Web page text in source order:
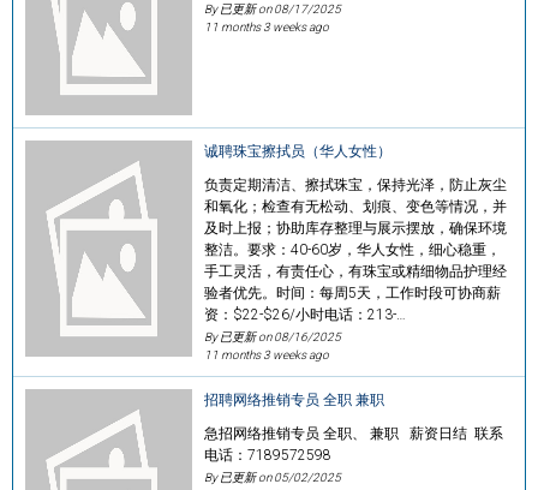
By 已更新 on08/17/2025
11 months 3 weeks ago
诚聘珠宝擦拭员（华人女性）
负责定期清洁、擦拭珠宝，保持光泽，防止灰尘
和氧化；检查有无松动、划痕、变色等情况，并
及时上报；协助库存整理与展示摆放，确保环境
整洁。要求：40-60岁，华人女性，细心稳重，
手工灵活，有责任心，有珠宝或精细物品护理经
验者优先。时间：每周5天，工作时段可协商薪
资：$22-$26/小时电话：213-…
By 已更新 on08/16/2025
11 months 3 weeks ago
招聘网络推销专员 全职 兼职
急招网络推销专员 全职、 兼职 薪资日结 联系
电话：7189572598
By 已更新 on05/02/2025